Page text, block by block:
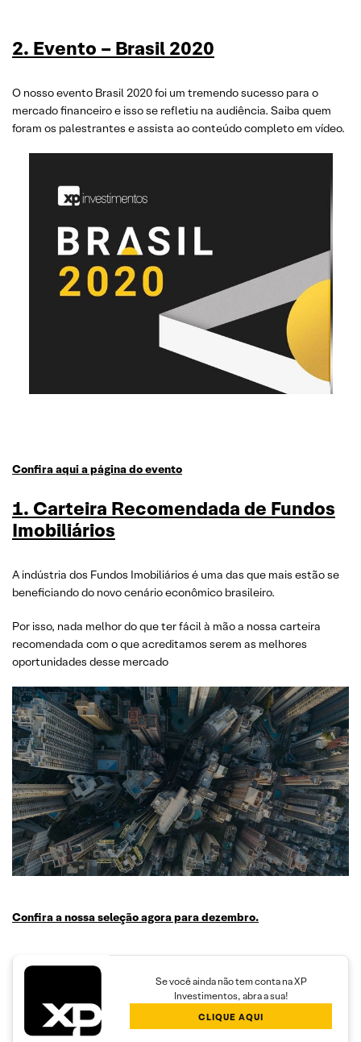
2. Evento – Brasil 2020
O nosso evento Brasil 2020 foi um tremendo sucesso para o
mercado financeiro e isso se refletiu na audiência. Saiba quem
foram os palestrantes e assista ao conteúdo completo em vídeo.
Confira aqui a página do evento
1. Carteira Recomendada de Fundos
Imobiliários
A indústria dos Fundos Imobiliários é uma das que mais estão se
beneficiando do novo cenário econômico brasileiro.
Por isso, nada melhor do que ter fácil à mão a nossa carteira
recomendada com o que acreditamos serem as melhores
oportunidades desse mercado
Confira a nossa seleção agora para dezembro.
Se você ainda não tem conta na XP
Investimentos, abra a sua!
CLIQUE AQUI